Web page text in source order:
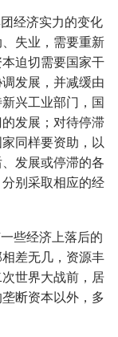
经济实力的变化
失业，需要重新
迫切需要国家干
发展，并减缓由
兴工业部门，国
发展；对待停滞
同样要资助，以
发展或停滞的各
别采取相应的经
些经济上落后的
差无几，资源丰
世界大战前，居
断资本以外，多